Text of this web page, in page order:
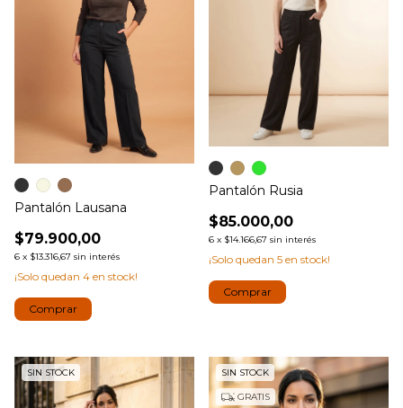
Pantalón Lausana
$79.900,00
6 x $13.316,67 sin interés
¡Solo quedan 4 en stock!
Comprar
Pantalón Rusia
$85.000,00
6 x $14.166,67 sin interés
¡Solo quedan 5 en stock!
Comprar
SIN STOCK SIN STOCK
GRATIS